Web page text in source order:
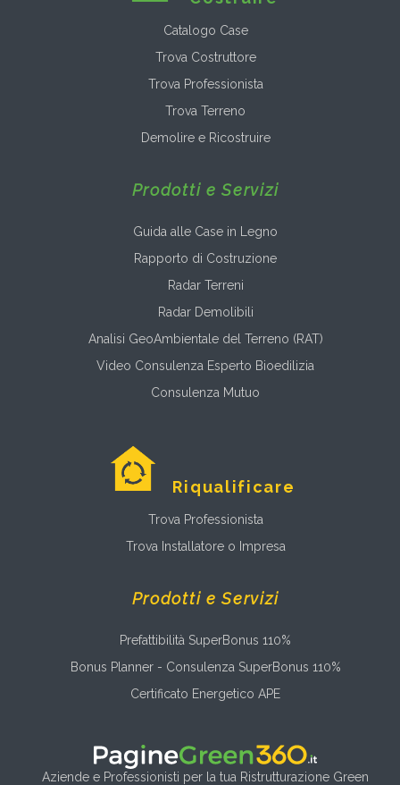
Catalogo Case
Trova Costruttore
Trova Professionista
Trova Terreno
Demolire e Ricostruire
Prodotti e Servizi
Guida alle Case in Legno
Rapporto di Costruzione
Radar Terreni
Radar Demolibili
Analisi GeoAmbientale del Terreno (RAT)
Video Consulenza Esperto Bioedilizia
Consulenza Mutuo
Riqualificare
Trova Professionista
Trova Installatore o Impresa
Prodotti e Servizi
Prefattibilità SuperBonus 110%
Bonus Planner - Consulenza SuperBonus 110%
Certificato Energetico APE
Aziende e Professionisti per la tua Ristrutturazione Green